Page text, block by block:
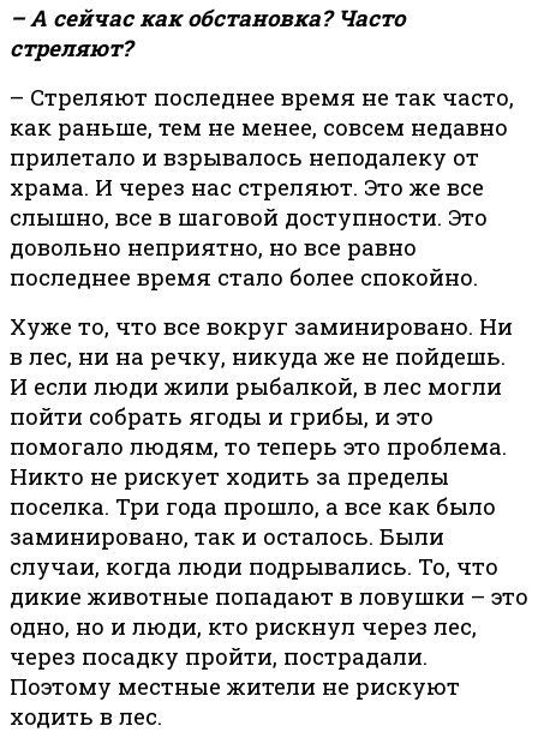
– А сейчас как обстановка? Часто
стреляют?
– Стреляют последнее время не так часто,
как раньше, тем не менее, совсем недавно
прилетало и взрывалось неподалеку от
храма. И через нас стреляют. Это же все
слышно, все в шаговой доступности. Это
довольно неприятно, но все равно
последнее время стало более спокойно.
Хуже то, что все вокруг заминировано. Ни
в лес, ни на речку, никуда же не пойдешь.
И если люди жили рыбалкой, в лес могли
пойти собрать ягоды и грибы, и это
помогало людям, то теперь это проблема.
Никто не рискует ходить за пределы
поселка. Три года прошло, а все как было
заминировано, так и осталось. Были
случаи, когда люди подрывались. То, что
дикие животные попадают в ловушки – это
одно, но и люди, кто рискнул через лес,
через посадку пройти, пострадали.
Поэтому местные жители не рискуют
ходить в лес.